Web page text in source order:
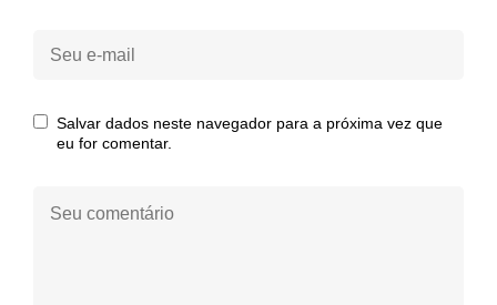
Seu
Salvar dados neste navegador para a próxima vez que
eu for comentar.
comentário: